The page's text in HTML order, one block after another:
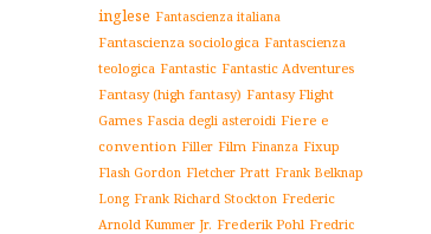
inglese Fantascienza italiana
Fantascienza sociologica Fantascienza
teologica Fantastic Fantastic Adventures
Fantasy (high fantasy) Fantasy Flight
Games Fascia degli asteroidi Fiere e
convention Filler Film Finanza Fixup
Flash Gordon Fletcher Pratt Frank Belknap
Long Frank Richard Stockton Frederic
Arnold Kummer Jr. Frederik Pohl Fredric